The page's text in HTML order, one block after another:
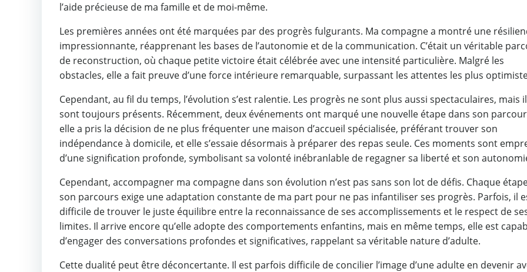
l’aide précieuse de ma famille et de moi-même.
Les premières années ont été marquées par des progrès fulgurants. Ma compagne a montré une
impressionnante, réapprenant les bases de l’autonomie et de la communication. C’était un véritable
de reconstruction, où chaque petite victoire était célébrée avec une intensité particulière. Malgré les
obstacles, elle a fait preuve d’une force intérieure remarquable, surpassant les attentes les plus
Cependant, au fil du temps, l’évolution s’est ralentie. Les progrès ne sont plus aussi spectaculaires, mais
sont toujours présents. Récemment, deux événements ont marqué une nouvelle étape dans son
elle a pris la décision de ne plus fréquenter une maison d’accueil spécialisée, préférant trouver son
indépendance à domicile, et elle s’essaie désormais à préparer des repas seule. Ces moments sont
d’une signification profonde, symbolisant sa volonté inébranlable de regagner sa liberté et son
Cependant, accompagner ma compagne dans son évolution n’est pas sans son lot de défis. Chaque
son parcours exige une adaptation constante de ma part pour ne pas infantiliser ses progrès. Parfois, il
difficile de trouver le juste équilibre entre la reconnaissance de ses accomplissements et le respect de
limites. Il arrive encore qu’elle adopte des comportements enfantins, mais en même temps, elle est
d’engager des conversations profondes et significatives, rappelant sa véritable nature d’adulte.
Cette dualité peut être déconcertante. Il est parfois difficile de concilier l’image d’une adulte en devenir